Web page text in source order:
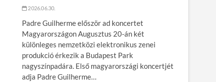
2026.06.30.
Padre Guilherme először ad koncertet
Magyarországon Augusztus 20-án két
különleges nemzetközi elektronikus zenei
produkció érkezik a Budapest Park
nagyszínpadára. Első magyarországi koncertjét
adja Padre Guilherme…